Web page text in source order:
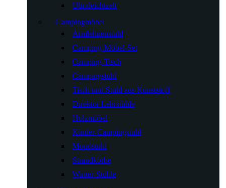
Ultraleichtzelt
Campingmöbel
Armlehnenstuhl
Camping-Möbel-Set
Camping-Tisch
Campingstuhl
Tisch und Stuhl aus Kunststoff
Direktor Lehrstühle
Holzmöbel
Kinder-Campingstuhl
Mondstuhl
Strandkörbe
Winter-Stühle